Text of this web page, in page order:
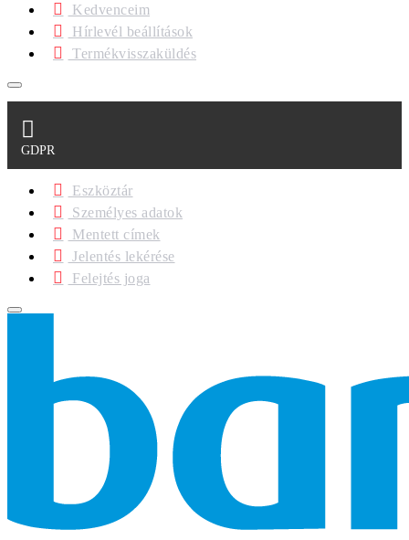
Kedvenceim
Hírlevél beállítások
Termékvisszaküldés
GDPR
Eszköztár
Személyes adatok
Mentett címek
Jelentés lekérése
Felejtés joga